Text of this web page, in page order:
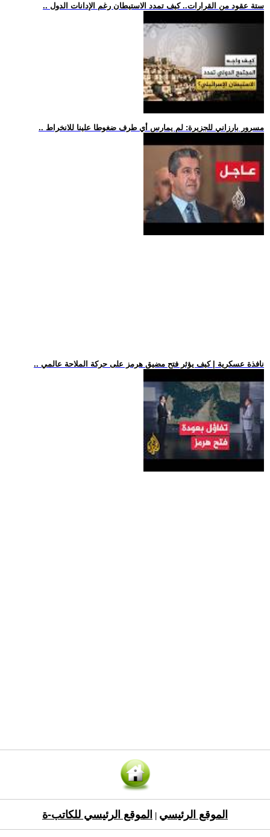
.. ستة عقود من القرارات.. كيف تمدد الاستيطان رغم الإدانات الدول
.. مسرور بارزاني للجزيرة: لم يمارس أي طرف ضغوطا علينا للانخراط
.. نافذة عسكرية | كيف يؤثر فتح مضيق هرمز على حركة الملاحة عالمي
الموقع الرئيسي الموقع الرئيسي للكاتب-ة